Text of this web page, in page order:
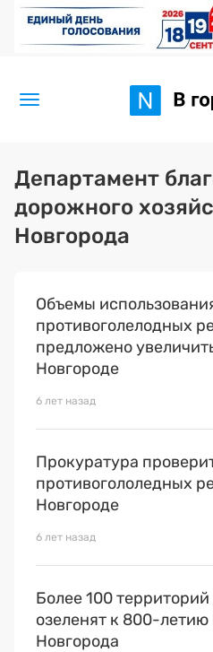
Искусство
Департамент
дорожного
Новгорода
Объемы
противоголелодных
предложено
Новгороде
6 лет назад
Прокуратура
противогололедных
Новгороде
6 лет назад
Более 100
озеленят к 800-
Новгорода